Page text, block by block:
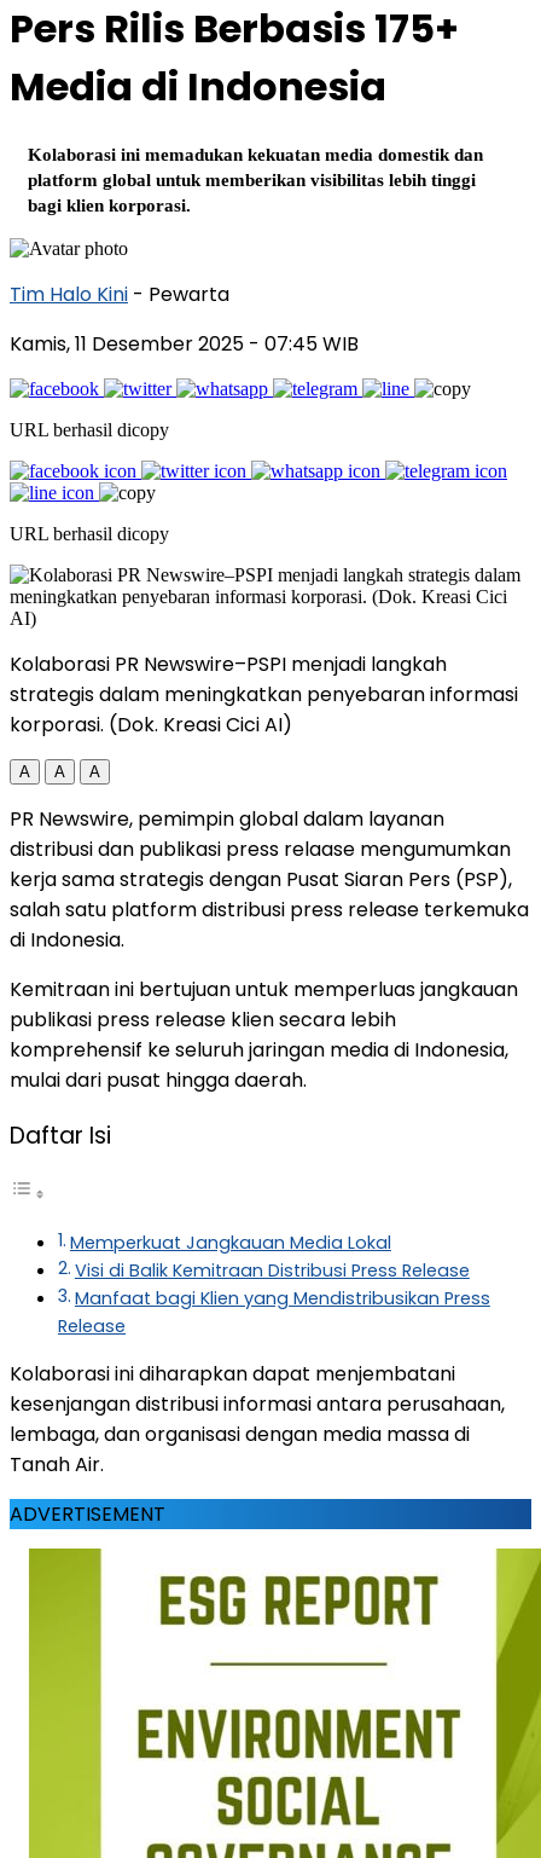
Pers Rilis Berbasis 175+
Media di Indonesia
Kolaborasi ini memadukan kekuatan media domestik dan
platform global untuk memberikan visibilitas lebih tinggi
bagi klien korporasi.
Tim Halo Kini - Pewarta
Kamis, 11 Desember 2025 - 07:45 WIB
URL berhasil dicopy
URL berhasil dicopy
Kolaborasi PR Newswire–PSPI menjadi langkah
strategis dalam meningkatkan penyebaran informasi
korporasi. (Dok. Kreasi Cici AI)
A A A
PR Newswire, pemimpin global dalam layanan
distribusi dan publikasi press relaase mengumumkan
kerja sama strategis dengan Pusat Siaran Pers (PSP),
salah satu platform distribusi press release terkemuka
di Indonesia.
Kemitraan ini bertujuan untuk memperluas jangkauan
publikasi press release klien secara lebih
komprehensif ke seluruh jaringan media di Indonesia,
mulai dari pusat hingga daerah.
Daftar Isi
Memperkuat Jangkauan Media Lokal
Visi di Balik Kemitraan Distribusi Press Release
Manfaat bagi Klien yang Mendistribusikan Press
Release
Kolaborasi ini diharapkan dapat menjembatani
kesenjangan distribusi informasi antara perusahaan,
lembaga, dan organisasi dengan media massa di
Tanah Air.
ADVERTISEMENT